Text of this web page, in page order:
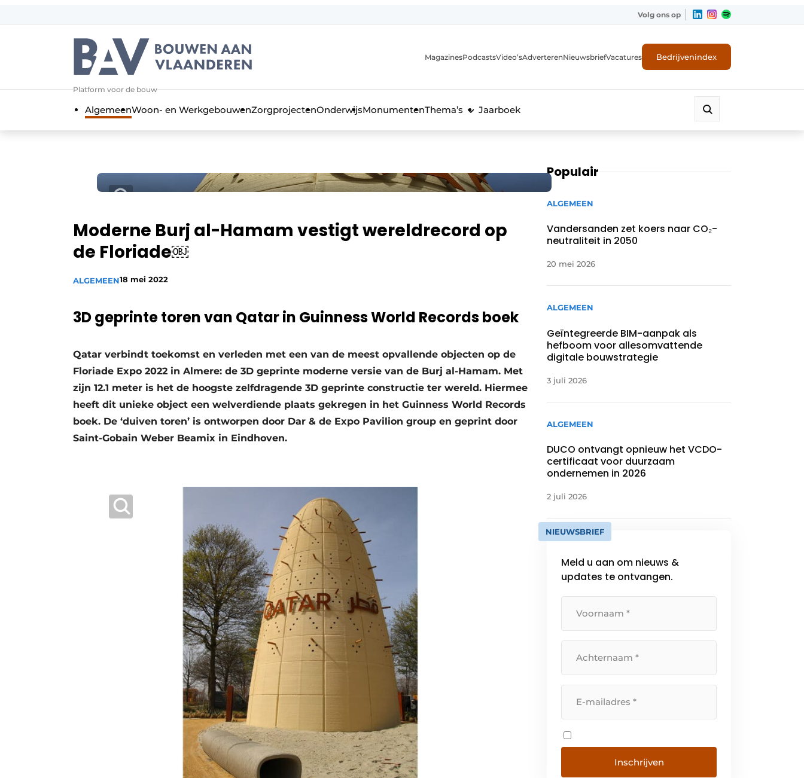
Aanmelden
Algemene voorwaarden
Bedrijven
Contact
Privacy / Cookie statement
Vacature aanmelden
Video’s
Bedrijven
Contact
Volg ons op
Platform voor de bouw
MagazinesPodcastsVideo’sAdverterenNieuwsbriefVacatures Bedrijvenindex
AlgemeenWoon- en WerkgebouwenZorgprojectenOnderwijsMonumentenThema’s Jaarboek
Moderne Burj al-Hamam vestigt wereldrecord op
de Floriade￼
ALGEMEEN18 mei 2022
3D geprinte toren van Qatar in Guinness World Records boek
Qatar verbindt toekomst en verleden met een van de meest opvallende objecten op de
Floriade Expo 2022 in Almere: de 3D geprinte moderne versie van de Burj al-Hamam. Met
zijn 12.1 meter is het de hoogste zelfdragende 3D geprinte constructie ter wereld. Hiermee
heeft dit unieke object een welverdiende plaats gekregen in het Guinness World Records
boek. De ‘duiven toren’ is ontworpen door Dar & de Expo Pavilion group en geprint door
Saint-Gobain Weber Beamix in Eindhoven.
Populair
ALGEMEEN
Vandersanden zet koers naar CO₂-
neutraliteit in 2050
20 mei 2026
ALGEMEEN
Geïntegreerde BIM-aanpak als
hefboom voor allesomvattende
digitale bouwstrategie
3 juli 2026
ALGEMEEN
DUCO ontvangt opnieuw het VCDO-
certificaat voor duurzaam
ondernemen in 2026
2 juli 2026
NIEUWSBRIEF
Meld u aan om nieuws &
updates te ontvangen.